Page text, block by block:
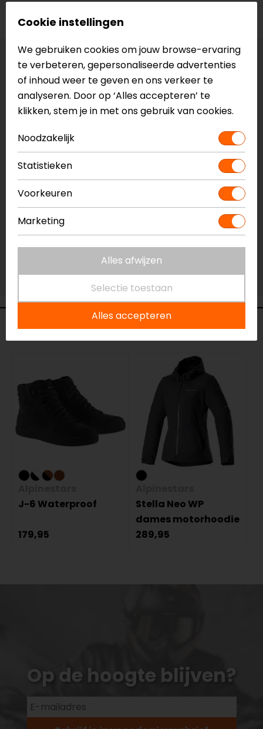
Voorraad
Kleur:Bruin
Maat:5 US (EU-Maat 36)
Niet op voorraad
Vestiging Breda
Niet op voorraad
Vestiging Capelle a/d IJssel
Beperkte voorraad
Vestiging Eindhoven
Niet op voorraad
Gerelateerde producten
J-6 Waterproof
179,95
Stella Neo WP
dames motorhoodie
289,95
Op de hoogte blijven?
Cookie instellingen
We gebruiken cookies om jouw browse-ervaring
te verbeteren, gepersonaliseerde advertenties
of inhoud weer te geven en ons verkeer te
analyseren. Door op ‘Alles accepteren’ te
klikken, stem je in met ons gebruik van cookies.
Noodzakelijk
Statistieken
Voorkeuren
Marketing
Alles afwijzen
Selectie toestaan
Alles accepteren